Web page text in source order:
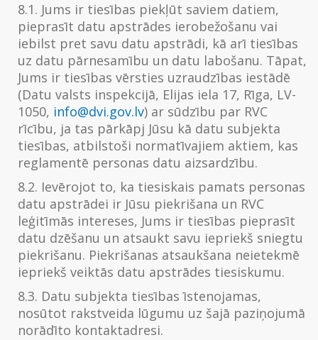
8.1. Jums ir tiesības piekļūt saviem datiem,
pieprasīt datu apstrādes ierobežošanu vai
iebilst pret savu datu apstrādi, kā arī tiesības
uz datu pārnesamību un datu labošanu. Tāpat,
Jums ir tiesības vērsties uzraudzības iestādē
(Datu valsts inspekcijā, Elijas iela 17, Rīga, LV-
1050, info@dvi.gov.lv) ar sūdzību par RVC
rīcību, ja tas pārkāpj Jūsu kā datu subjekta
tiesības, atbilstoši normatīvajiem aktiem, kas
reglamentē personas datu aizsardzību.
8.2. Ievērojot to, ka tiesiskais pamats personas
datu apstrādei ir Jūsu piekrišana un RVC
leģitīmās intereses, Jums ir tiesības pieprasīt
datu dzēšanu un atsaukt savu iepriekš sniegtu
piekrišanu. Piekrišanas atsaukšana neietekmē
iepriekš veiktās datu apstrādes tiesiskumu.
8.3. Datu subjekta tiesības īstenojamas,
nosūtot rakstveida lūgumu uz šajā paziņojumā
norādīto kontaktadresi.